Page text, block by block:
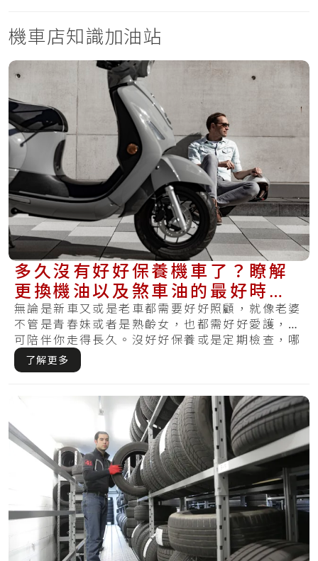
機車店知識加油站
多久沒有好好保養機車了？瞭解
更換機油以及煞車油的最好時
機，讓摩托車保持健康
無論是新車又或是老車都需要好好照顧，就像老婆
不管是青春妹或者是熟齡女，也都需好好愛護，才
可陪伴你走得長久。沒好好保養或是定期檢查，哪
天察.....
了解更多